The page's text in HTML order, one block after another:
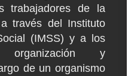
trabajadores de la
través del Instituto
(IMSS) y a los
y
de un organismo